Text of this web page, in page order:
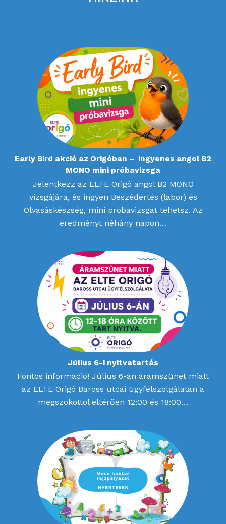
Early Bird akció az Origóban – ingyenes angol B2
MONO mini próbavizsga
Jelentkezz az ELTE Origó angol B2 MONO
vizsgájára, és ingyen Beszédértés (labor) és
Olvasáskészség, mini próbavizsgát tehetsz. Az
eredményt néhány napon…
Július 6-i nyitvatartás
Fontos információ! Július 6-án áramszünet miatt
az ELTE Origó Baross utcai ügyfélszolgálatán a
megszokottól eltérően 12:00 és 18:00…